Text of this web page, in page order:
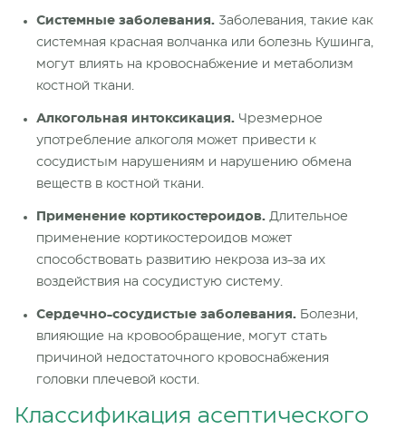
Системные заболевания. Заболевания, такие как
системная красная волчанка или болезнь Кушинга,
могут влиять на кровоснабжение и метаболизм
костной ткани.
Алкогольная интоксикация. Чрезмерное
употребление алкоголя может привести к
сосудистым нарушениям и нарушению обмена
веществ в костной ткани.
Применение кортикостероидов. Длительное
применение кортикостероидов может
способствовать развитию некроза из-за их
воздействия на сосудистую систему.
Сердечно-сосудистые заболевания. Болезни,
влияющие на кровообращение, могут стать
причиной недостаточного кровоснабжения
головки плечевой кости.
Классификация асептического